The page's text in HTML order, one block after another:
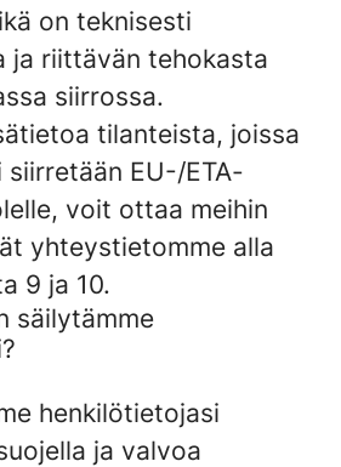
on teknisesti
ja riittävän tehokasta
siirrossa.
tilanteista, joissa
EU-/ETA-
voit ottaa meihin
yhteystietomme alla
9 ja 10.
säilytämme
henkilötietojasi
ja valvoa